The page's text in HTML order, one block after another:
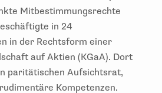
Mitbestimmungsrechte
in 24
in der Rechtsform einer
auf Aktien (KGaA). Dort
paritätischen Aufsichtsrat,
Kompetenzen.